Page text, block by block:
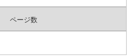
ページ数